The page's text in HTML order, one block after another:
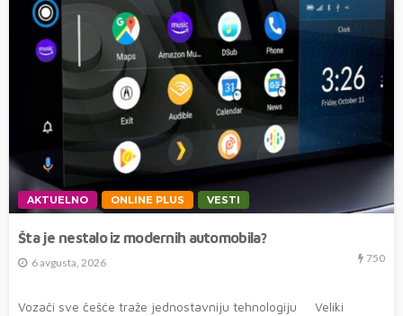
AKTUELNO ONLINE PLUS VESTI
Šta je nestalo iz modernih automobila?
6 avgusta, 2026 750
Vozači sve češće traže jednostavniju tehnologiju Veliki